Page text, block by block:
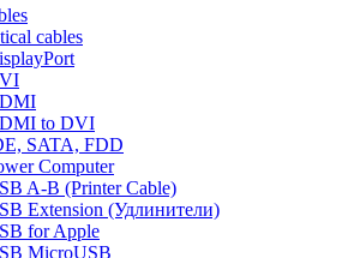
cables
to DVI
SATA, FDD
Computer
A-B (Printer Cable)
Extension (Удлинители)
for Apple
MicroUSB